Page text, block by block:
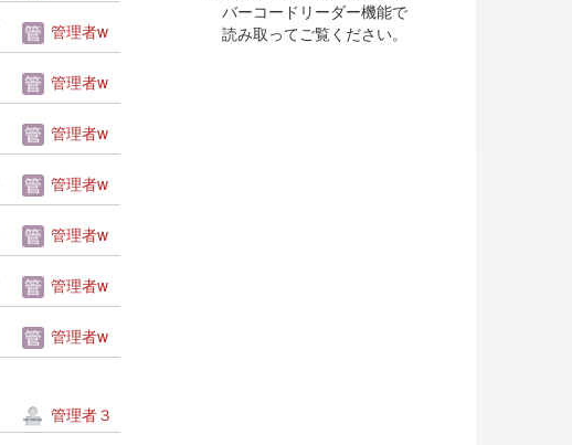
管理者w
管理者w
管理者w
管理者w
管理者w
管理者w
管理者w
管理者３
バーコードリーダー機能で
読み取ってご覧ください。